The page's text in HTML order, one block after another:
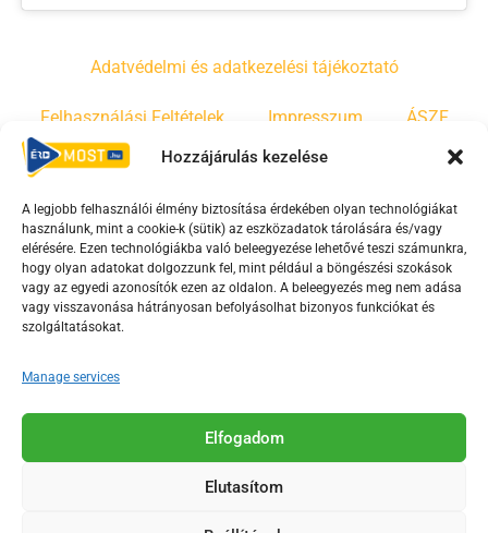
Hozzájárulás kezelése
A legjobb felhasználói élmény biztosítása érdekében olyan technológiákat
használunk, mint a cookie-k (sütik) az eszközadatok tárolására és/vagy
elérésére. Ezen technológiákba való beleegyezése lehetővé teszi számunkra,
hogy olyan adatokat dolgozzunk fel, mint például a böngészési szokások
vagy az egyedi azonosítók ezen az oldalon. A beleegyezés meg nem adása
vagy visszavonása hátrányosan befolyásolhat bizonyos funkciókat és
szolgáltatásokat.
Manage services
Elfogadom
Elutasítom
Adatvédelmi és adatkezelési tájékoztató
Felhasználási Feltételek Impresszum ÁSZF
Irányelvek Moderálási szabályzat
F
a
c
e
o
o
-
Y
o
u
t
b
e
s
T
i
k
Az Érd Média médiaszolgáltatási tevékenységét a
Médiatanács a Magyar Média Mecenatúra program